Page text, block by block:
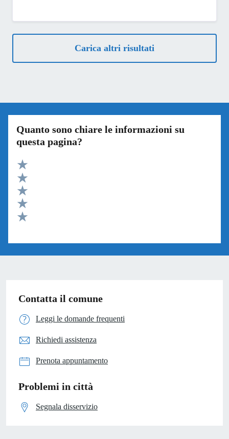
Carica altri risultati
Quanto sono chiare le informazioni su
questa pagina?
Valuta 5 stelle su 5
Valuta 4 stelle su 5
Valuta 3 stelle su 5
Valuta 2 stelle su 5
Contatta il comune
Leggi le domande frequenti
Richiedi assistenza
Prenota appuntamento
Problemi in città
Segnala disservizio